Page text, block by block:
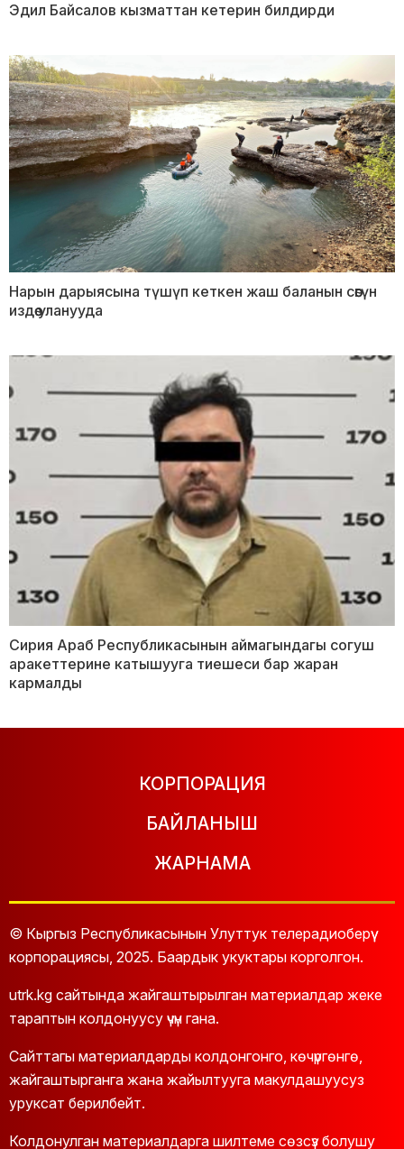
Эдил Байсалов кызматтан кетерин билдирди
Нарын дарыясына түшүп кеткен жаш баланын сөөгүн
издөө уланууда
Сирия Араб Республикасынын аймагындагы согуш
аракеттерине катышууга тиешеси бар жаран
кармалды
КОРПОРАЦИЯ
БАЙЛАНЫШ
ЖАРНАМА
© Кыргыз Республикасынын Улуттук телерадиоберүү
корпорациясы, 2025. Баардык укуктары корголгон.
utrk.kg сайтында жайгаштырылган материалдар жеке
тараптын колдонуусу үчүн гана.
Сайттагы материалдарды колдонгонго, көчүргөнгө,
жайгаштырганга жана жайылтууга макулдашуусуз
уруксат берилбейт.
Колдонулган материалдарга шилтеме сөзсүз болушу